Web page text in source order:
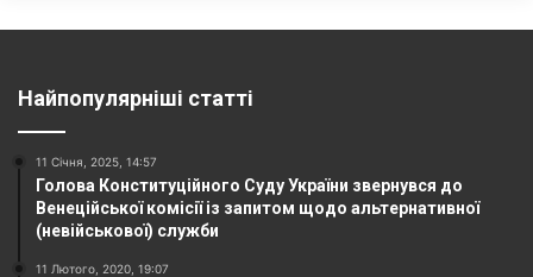
Найпопулярніші статті
11 Січня, 2025, 14:57
Голова Конституційного Суду України звернувся до
Венеційської комісії із запитом щодо альтернативної
(невійськової) служби
11 Лютого, 2020, 19:07